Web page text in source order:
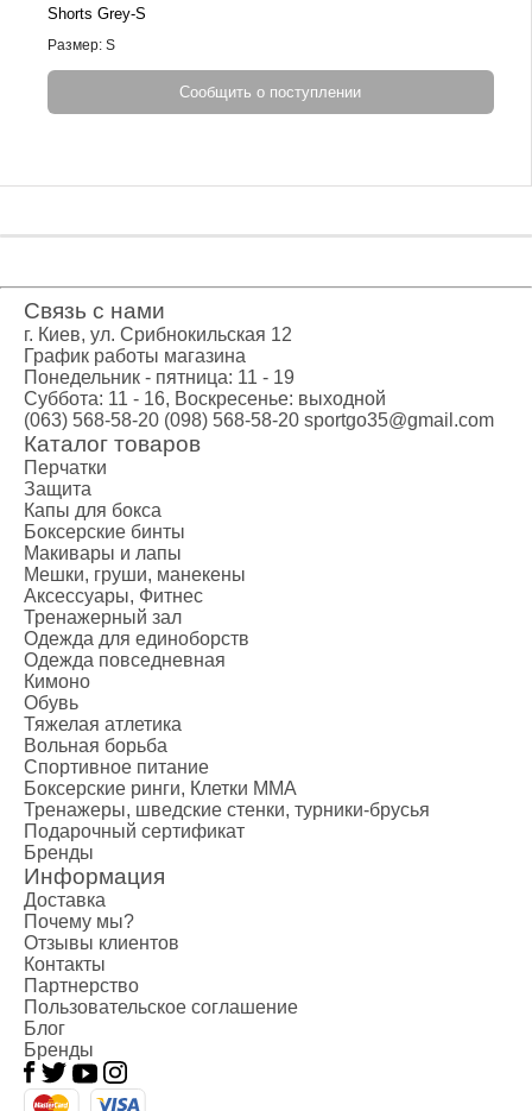
Shorts Grey-S
Размер: S
Сообщить о поступлении
Связь с нами
г. Киев, ул. Срибнокильская 12
График работы магазина
Понедельник - пятница: 11 - 19
Суббота: 11 - 16, Воскресенье: выходной
(063) 568-58-20 (098) 568-58-20 sportgo35@gmail.com
Каталог товаров
Перчатки
Защита
Капы для бокса
Боксерские бинты
Макивары и лапы
Мешки, груши, манекены
Аксессуары, Фитнес
Тренажерный зал
Одежда для единоборств
Одежда повседневная
Кимоно
Обувь
Тяжелая атлетика
Вольная борьба
Спортивное питание
Боксерские ринги, Клетки ММА
Тренажеры, шведские стенки, турники-брусья
Подарочный сертификат
Бренды
Информация
Доставка
Почему мы?
Отзывы клиентов
Контакты
Партнерство
Пользовательское соглашение
Блог
Бренды